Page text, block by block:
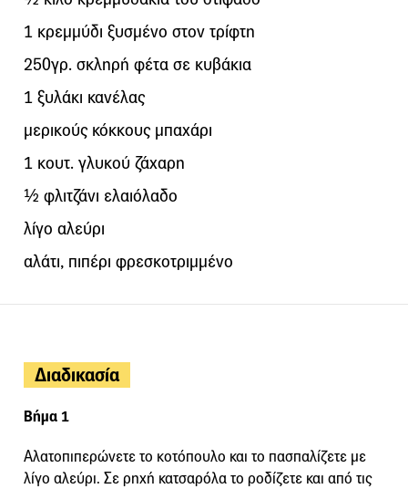
1 κρεμμύδι ξυσμένο στον τρίφτη
250γρ. σκληρή φέτα σε κυβάκια
1 ξυλάκι κανέλας
μερικούς κόκκους μπαχάρι
1 κουτ. γλυκού ζάχαρη
½ φλιτζάνι ελαιόλαδο
λίγο αλεύρι
αλάτι, πιπέρι φρεσκοτριμμένο
Διαδικασία
Βήμα 1
Αλατοπιπερώνετε το κοτόπουλο και το πασπαλίζετε με
λίγο αλεύρι. Σε ρηχή κατσαρόλα το ροδίζετε και από τις